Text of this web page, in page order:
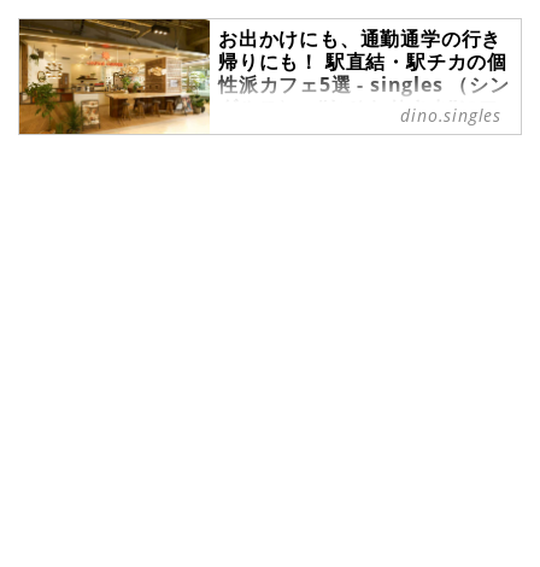
過ごしやすい陽気の日が増えてき
て、だんだんと遠出も計画しやすい
季節になってきました。この季節
に、ひとり旅を計画してみてはいか
がでしょうか。移動に便利な空港で
は、魅力的な朝食を楽しめるお店が
お出かけにも、通勤通学の行き
帰りにも！ 駅直結・駅チカの個
性派カフェ5選 - singles （シン
グルス） - “おひとりさま”にフ
ォーカスした情報サイト
dino.singles